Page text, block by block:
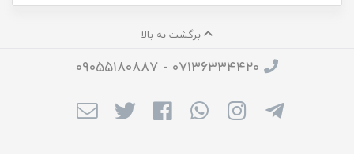
برگشت به بالا
۰۷۱۳۶۳۳۴۴۲۰ - ۰۹۰۵۵۱۸۰۸۸۷